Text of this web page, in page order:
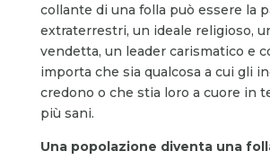
collante di una folla può essere la
extraterrestri, un ideale religioso,
vendetta, un leader carismatico e
importa che sia qualcosa a cui gli
credono o che stia loro a cuore in
più sani.
Una popolazione diventa una